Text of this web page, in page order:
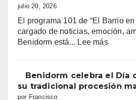
que
a
julio 20, 2026
El programa 101 de “El Barrio
cargado de noticias, emoción,
Benidorm está... Lee más:
la
euforia
Benidorm celebra el Día
su tradicional procesión
por Francisco